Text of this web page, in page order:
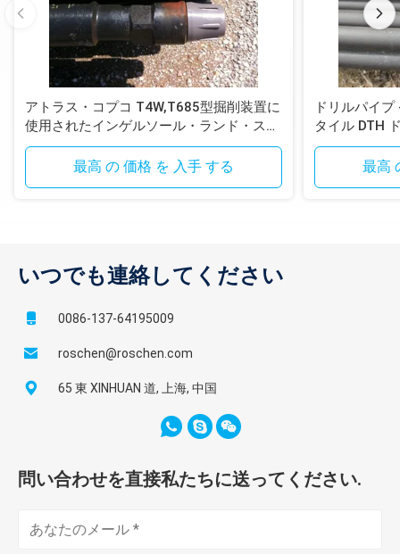
アトラス・コプコ T4W,T685型掘削装置に
使用されたインゲルソール・ランド・スタ
イル DTH掘削管
最高 の 価格 を 入手 する
ドリルパイ
タイル DTH
最高
いつでも連絡してください
0086-137-64195009
roschen@roschen.com
65 東 XINHUAN 道, 上海, 中国
問い合わせを直接私たちに送ってください.